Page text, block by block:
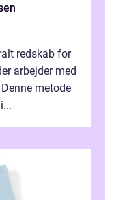
redskab for
arbejder med
metode